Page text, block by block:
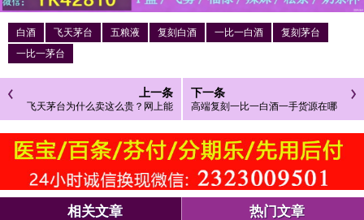
白酒 飞天茅台 五粮液 复刻白酒 一比一白酒
复刻茅台
一比一茅台
上一条
飞天茅台为什么卖这么贵？网上能
下一条
高端复刻一比一白酒一手货源在哪
相关文章 热门文章